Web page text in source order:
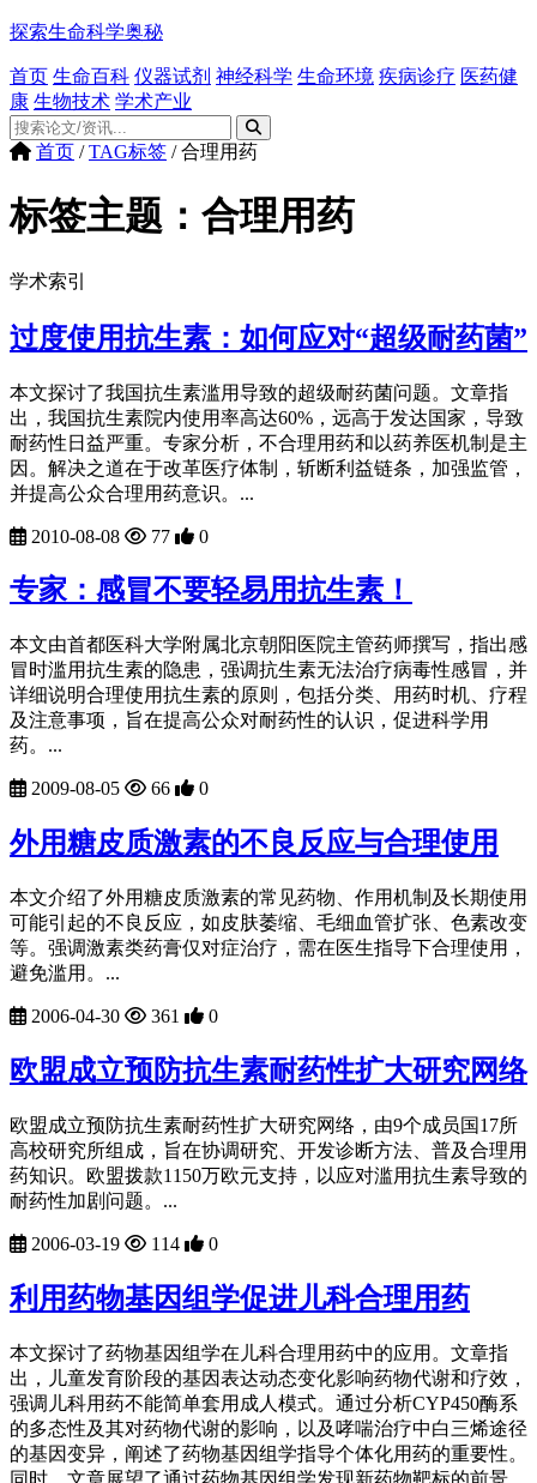
探索生命科学奥秘
首页 生命百科 仪器试剂 神经科学 生命环境 疾病诊疗 医药健
康 生物技术 学术产业
首页 / TAG标签 / 合理用药
标签主题： 合理用药
学术索引
过度使用抗生素：如何应对“超级耐药菌”
本文探讨了我国抗生素滥用导致的超级耐药菌问题。文章指
出，我国抗生素院内使用率高达60%，远高于发达国家，导致
耐药性日益严重。专家分析，不合理用药和以药养医机制是主
因。解决之道在于改革医疗体制，斩断利益链条，加强监管，
并提高公众合理用药意识。...
2010-08-08 77 0
专家：感冒不要轻易用抗生素！
本文由首都医科大学附属北京朝阳医院主管药师撰写，指出感
冒时滥用抗生素的隐患，强调抗生素无法治疗病毒性感冒，并
详细说明合理使用抗生素的原则，包括分类、用药时机、疗程
及注意事项，旨在提高公众对耐药性的认识，促进科学用
药。...
2009-08-05 66 0
外用糖皮质激素的不良反应与合理使用
本文介绍了外用糖皮质激素的常见药物、作用机制及长期使用
可能引起的不良反应，如皮肤萎缩、毛细血管扩张、色素改变
等。强调激素类药膏仅对症治疗，需在医生指导下合理使用，
避免滥用。...
2006-04-30 361 0
欧盟成立预防抗生素耐药性扩大研究网络
欧盟成立预防抗生素耐药性扩大研究网络，由9个成员国17所
高校研究所组成，旨在协调研究、开发诊断方法、普及合理用
药知识。欧盟拨款1150万欧元支持，以应对滥用抗生素导致的
耐药性加剧问题。...
2006-03-19 114 0
利用药物基因组学促进儿科合理用药
本文探讨了药物基因组学在儿科合理用药中的应用。文章指
出，儿童发育阶段的基因表达动态变化影响药物代谢和疗效，
强调儿科用药不能简单套用成人模式。通过分析CYP450酶系
的多态性及其对药物代谢的影响，以及哮喘治疗中白三烯途径
的基因变异，阐述了药物基因组学指导个体化用药的重要性。
同时，文章展望了通过药物基因组学发现新药物靶标的前景，